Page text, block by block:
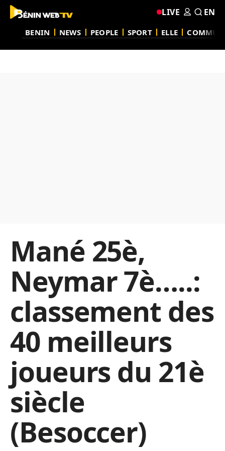
BENIN NEWS PEOPLE SPORT ELLE
LIVE EN
Mané 25è,
Neymar 7è…..:
classement des
40 meilleurs
joueurs du 21è
siècle
(Besoccer)